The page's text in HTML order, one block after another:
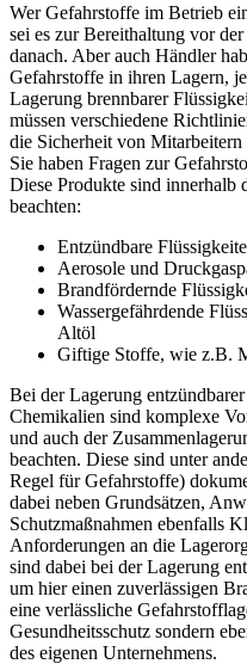
Wer Gefahrstoffe im Betrieb
sei es zur Bereithaltung vor
danach. Aber auch Händler
Gefahrstoffe in ihren Lagern,
Lagerung brennbarer
müssen verschiedene
die Sicherheit von
Sie haben Fragen zur
Diese Produkte sind innerhalb
beachten:
Entzündbare
Aerosole und
Brandfördernde
Wassergefährdende
Altöl
Giftige Stoffe, wie z.B.
Bei der Lagerung
Chemikalien sind komplexe
und auch der
beachten. Diese sind unter
Regel für Gefahrstoffe)
dabei neben Grundsätzen,
Schutzmaßnahmen ebenfalls
Anforderungen an die
sind dabei bei der Lagerung
um hier einen zuverlässigen
eine verlässliche
Gesundheitsschutz sondern
des eigenen Unternehmens.